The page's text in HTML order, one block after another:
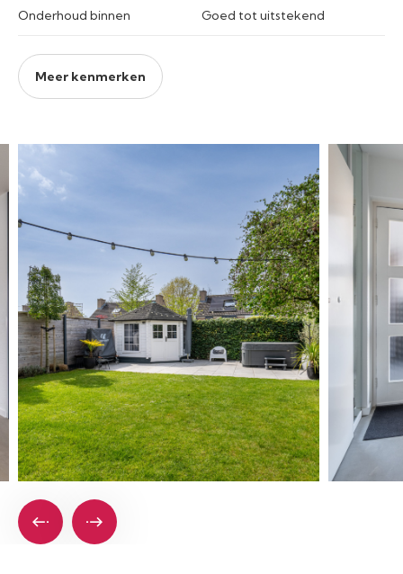
Onderhoud binnen Goed tot uitstekend
Meer kenmerken